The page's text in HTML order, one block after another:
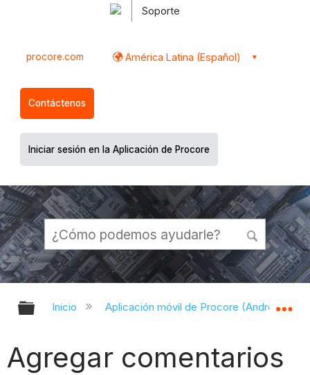
Soporte
procore.com América Latina (Español)
Contáctenos
Iniciar sesión en la Aplicación de Procore
Expandir/contraer jerarquía global
Inicio Aplicación móvil de Procore (Android)
Agregar comentarios